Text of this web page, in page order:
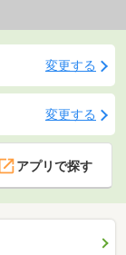
変更する
変更する
アプリで探す